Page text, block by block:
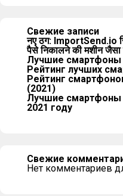
Свежие записи
नए ठग: ImportSend.io
पैसे निकालने की मशीन जैसा
Лучшие смартфоны
Рейтинг лучших
Рейтинг
(2021)
Лучшие смартфоны
2021 году
Свежие
Нет комментариев